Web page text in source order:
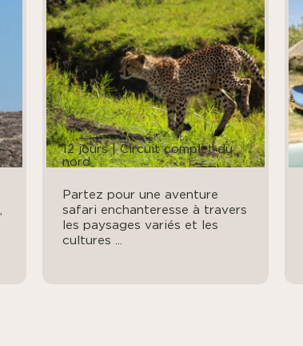
12 jours | Circuit complet du
nord
Partez pour une aventure
safari enchanteresse à travers
les paysages variés et les
cultures ...